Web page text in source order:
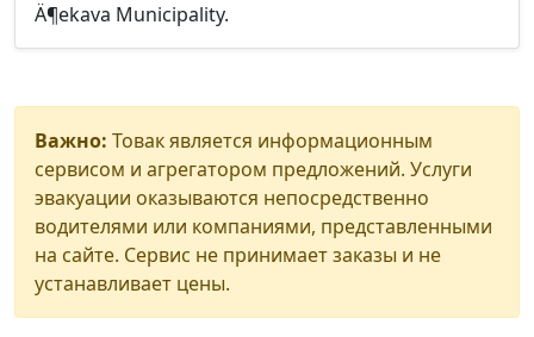
Ä¶ekava Municipality.
Важно: Товак является информационным
сервисом и агрегатором предложений. Услуги
эвакуации оказываются непосредственно
водителями или компаниями, представленными
на сайте. Сервис не принимает заказы и не
устанавливает цены.